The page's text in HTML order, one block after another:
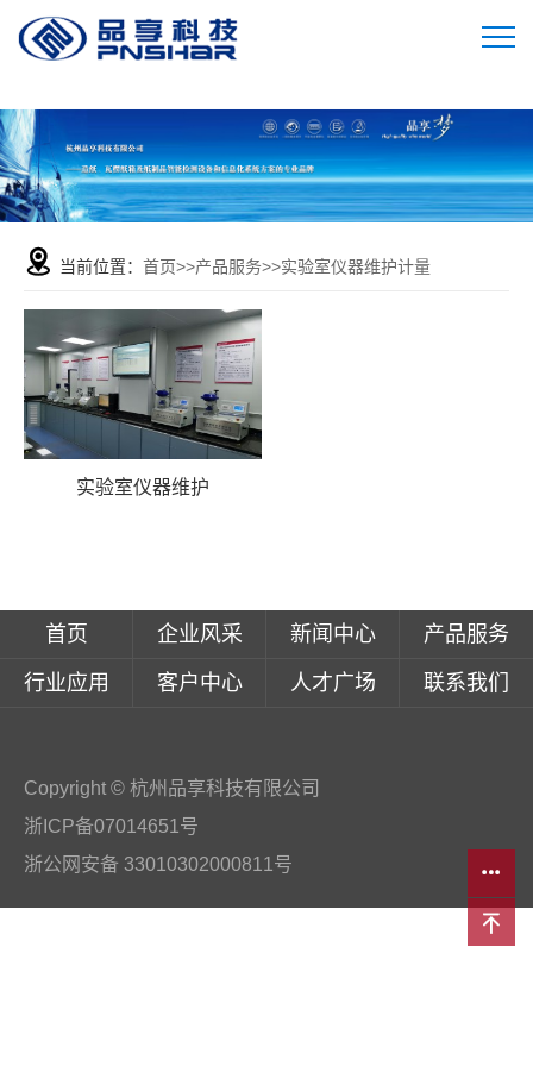
当前位置： 首页>>产品服务>>实验室仪器维护计量
实验室仪器维护
首页 企业风采 新闻中心 产品服务
行业应用 客户中心 人才广场 联系我们
Copyright © 杭州品享科技有限公司
浙ICP备07014651号
浙公网安备 33010302000811号